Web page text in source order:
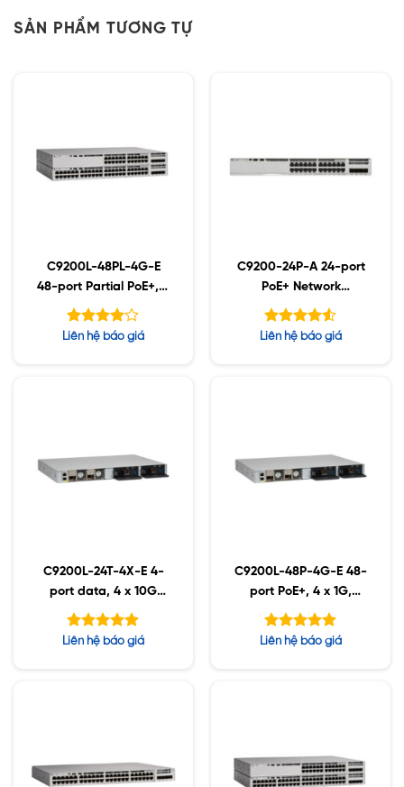
SẢN PHẨM TƯƠNG TỰ
C9200L-48PL-4G-E
48-port Partial PoE+, 4
x 1G, NW Essentials
Được
Liên hệ báo giá
C9200-24P-A 24-port
PoE+ Network
Advantage
Được xếp
Liên hệ báo giá
C9200L-24T-4X-E 4-
port data, 4 x 10G
,Network Essentials
Được xếp
Liên hệ báo giá
C9200L-48P-4G-E 48-
port PoE+, 4 x 1G,
Network Essentials
Được xếp
Liên hệ báo giá